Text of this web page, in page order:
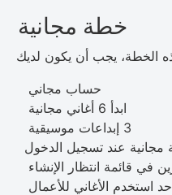
خطة مجانية
الخطة، يجب أن يكون لديك
حساب مجاني
ابدأ 6 أغاني مجانية
3 إبداعات موسيقية
مجانية عند تسجيل الدخول
في قائمة انتظار الإنشاء
استخدم الأغاني للأعمال